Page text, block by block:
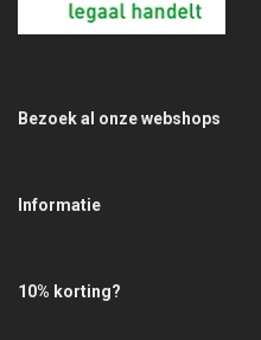
Bezoek al onze webshops
Informatie
10% korting?